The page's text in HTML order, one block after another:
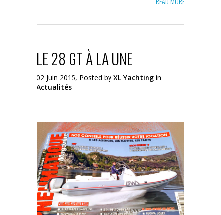
LE 28 GT À LA UNE
02 Juin 2015, Posted by XL Yachting in
Actualités